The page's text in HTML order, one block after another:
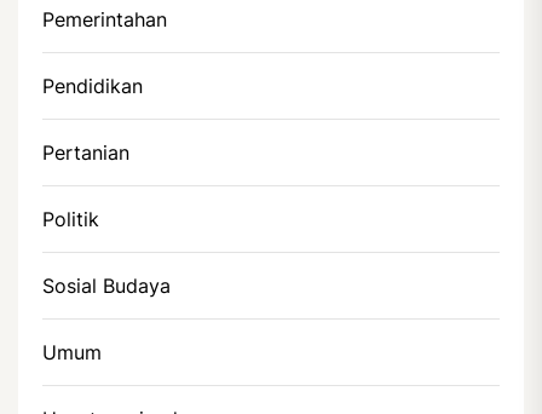
Pemerintahan
Pendidikan
Pertanian
Politik
Sosial Budaya
Umum